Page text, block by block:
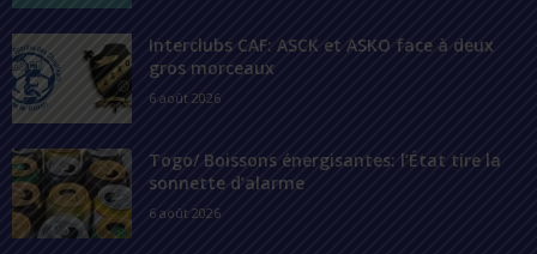
Interclubs CAF: ASCK et ASKO face à deux
gros morceaux
6 août 2026
Togo/ Boissons énergisantes: l’État tire la
sonnette d’alarme
6 août 2026